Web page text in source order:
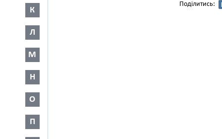
К
Л
М
Н
О
П
Поділитись: